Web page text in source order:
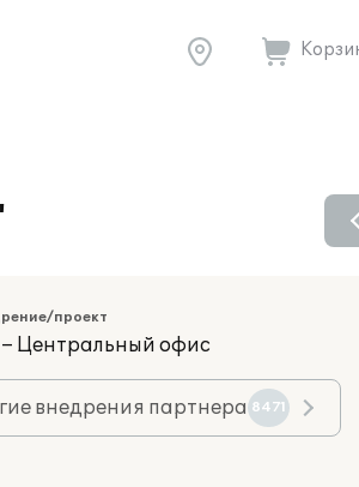
проект
Центральный офис
внедрения партнера 8471